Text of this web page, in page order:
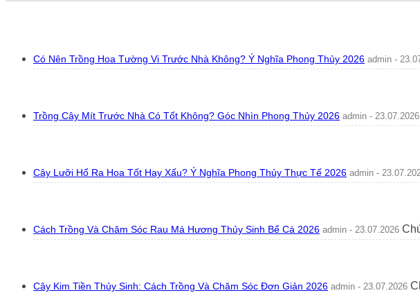
Có Nên Trồng Hoa Tường Vi Trước Nhà Không? Ý Nghĩa Phong Thủy 2026 admin -
Trồng Cây Mít Trước Nhà Có Tốt Không? Góc Nhìn Phong Thủy 2026 admin - 23.07.2026
Cây Lưỡi Hổ Ra Hoa Tốt Hay Xấu? Ý Nghĩa Phong Thủy Thực Tế 2026 admin -
Cách Trồng Và Chăm Sóc Rau Má Hương Thủy Sinh Bể Cá 2026 admin - 23.07.2026
Cây Kim Tiền Thủy Sinh: Cách Trồng Và Chăm Sóc Đơn Giản 2026 admin - 23.07.2026